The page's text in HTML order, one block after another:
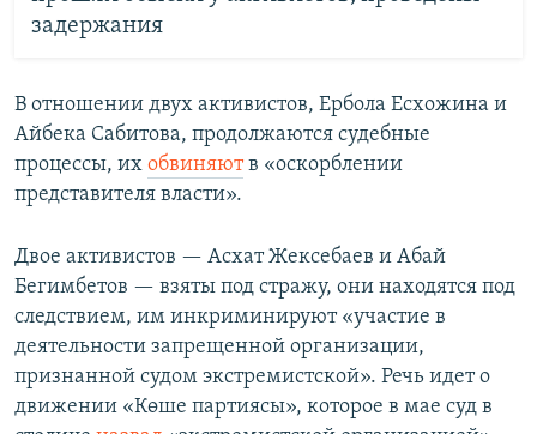
задержания
В отношении двух активистов, Ербола Есхожина и
Айбека Сабитова, продолжаются судебные
процессы, их обвиняютв «оскорблении
представителя власти».
Двое активистов — Асхат Жексебаев и Абай
Бегимбетов — взяты под стражу, они находятся под
следствием, им инкриминируют «участие в
деятельности запрещенной организации,
признанной судом экстремистской». Речь идет о
движении «Көше партиясы», которое в мае суд в